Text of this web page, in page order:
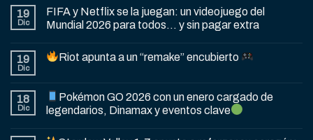
19
Dic
FIFA y Netflix se la juegan: un videojuego del
Mundial 2026 para todos… y sin pagar extra
19
Dic
Riot apunta a un “remake” encubierto
18
Dic
Pokémon GO 2026 con un enero cargado de
legendarios, Dinamax y eventos clave